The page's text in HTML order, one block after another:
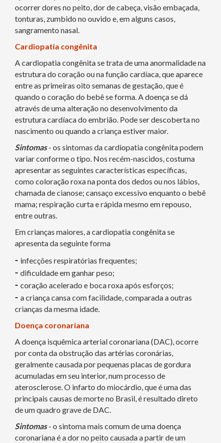
ocorrer dores no peito, dor de cabeça, visão embaçada,
tonturas, zumbido no ouvido e, em alguns casos,
sangramento nasal.
Cardiopatia congênita
A cardiopatia congênita se trata de uma anormalidade na
estrutura do coração ou na função cardíaca, que aparece
entre as primeiras oito semanas de gestação, que é
quando o coração do bebê se forma. A doença se dá
através de uma alteração no desenvolvimento da
estrutura cardíaca do embrião. Pode ser descoberta no
nascimento ou quando a criança estiver maior.
Sintomas- os sintomas da cardiopatia congênita podem
variar conforme o tipo. Nos recém-nascidos, costuma
apresentar as seguintes características específicas,
como coloração roxa na ponta dos dedos ou nos lábios,
chamada de cianose; cansaço excessivo enquanto o bebê
mama; respiração curta e rápida mesmo em repouso,
entre outras.
Em crianças maiores, a cardiopatia congênita se
apresenta da seguinte forma
- infecções respiratórias frequentes;
- dificuldade em ganhar peso;
- coração acelerado e boca roxa após esforços;
- a criança cansa com facilidade, comparada a outras
crianças da mesma idade.
Doença coronariana
A doença isquêmica arterial coronariana (DAC), ocorre
por conta da obstrução das artérias coronárias,
geralmente causada por pequenas placas de gordura
acumuladas em seu interior, num processo de
aterosclerose. O infarto do miocárdio, que é uma das
principais causas de morte no Brasil, é resultado direto
de um quadro grave de DAC.
Sintomas- o sintoma mais comum de uma doença
coronariana é a dor no peito causada a partir de um